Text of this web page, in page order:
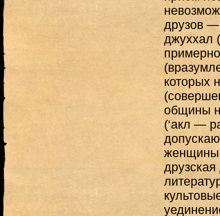
друзов
джуххал
которых
общины
(‘акл —
женщины;
друзская